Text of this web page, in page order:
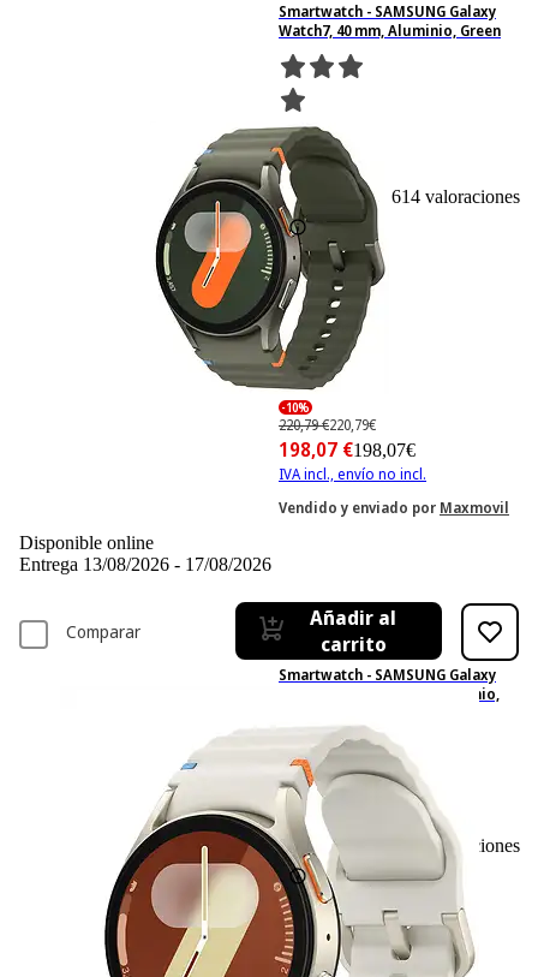
Smartwatch - SAMSUNG Galaxy
Watch7, 40 mm, Aluminio, Green
614 Basado en 614 valoraciones
-10%
220,79 €220,79€
198,07 €198,07€
IVA incl., envío no incl.
Vendido y enviado por Maxmovil
Disponible online
Entrega 13/08/2026 - 17/08/2026
Comparar
Añadir al
carrito
Smartwatch - SAMSUNG Galaxy
Watch7 Small, 40 mm, Aluminio,
535 Basado en 535 valoraciones